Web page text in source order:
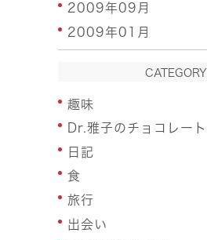
2009年09月
2009年01月
CATEGORY
趣味
Dr.雅子のチョコレート
日記
食
旅行
出会い